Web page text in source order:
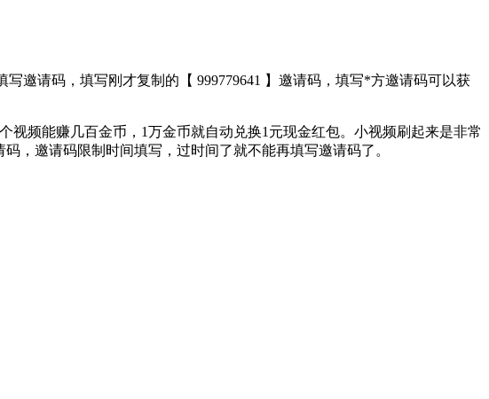
邀请码，填写刚才复制的【 999779641 】邀请码，填写*方邀请码可以获
频能赚几百金币，1万金币就自动兑换1元现金红包。小视频刷起来是非常
，邀请码限制时间填写，过时间了就不能再填写邀请码了。